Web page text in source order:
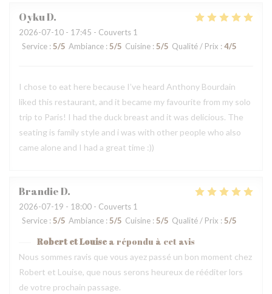
OykuD
2026-07-10 - 17:45 - Couverts 1
Service : 5/5 Ambiance : 5/5 Cuisine : 5/5 Qualité / Prix : 4/5
I chose to eat here because I’ve heard Anthony Bourdain
liked this restaurant, and it became my favourite from my solo
trip to Paris! I had the duck breast and it was delicious. The
seating is family style and i was with other people who also
came alone and I had a great time :))
BrandieD
2026-07-19 - 18:00 - Couverts 1
Service : 5/5 Ambiance : 5/5 Cuisine : 5/5 Qualité / Prix : 5/5
Robert et Louise a répondu à cet avis
Nous sommes ravis que vous ayez passé un bon moment chez
Robert et Louise, que nous serons heureux de rééditer lors
de votre prochain passage.